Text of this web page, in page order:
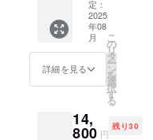
注意事
項※ 天
然石
は、カ
ラーや
濃淡に
ンプル
とまっ
3mm×2
ラ
ベン
ダーカ
×2pc ■
サイ
SILVER
925（ロ
ジウム
コー
ティン
グ） ■
天然
ンクア
メジス
定：
2025
年08
月
詳細を見る
こ
の
リ
タ
ー
ン
を
選
択
す
る
14,
800 円
残り30